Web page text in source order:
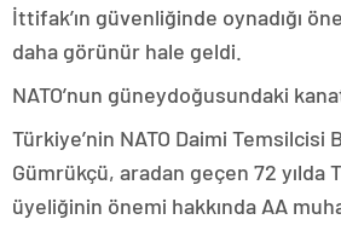
İttifak’ın güvenliğinde oynadığı
daha görünür hale geldi.
NATO’nun güneydoğusundaki
Türkiye’nin NATO Daimi Temsilcisi
Gümrükçü, aradan geçen 72 yılda
üyeliğinin önemi hakkında AA